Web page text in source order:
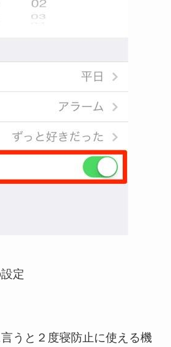
定
うと２度寝防止に使える機